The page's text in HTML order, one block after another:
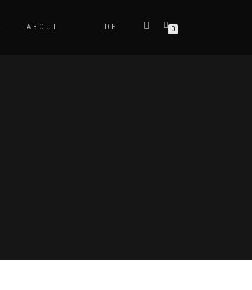
ABOUT DE 0